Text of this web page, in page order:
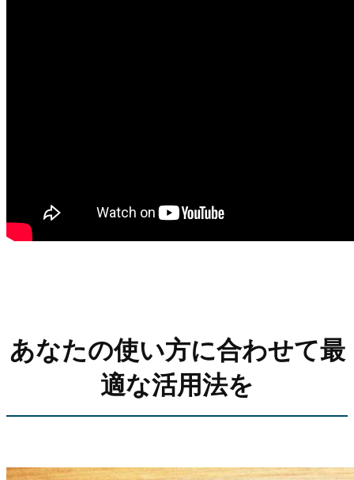
あなたの使い方に合わせて最
適な活用法を